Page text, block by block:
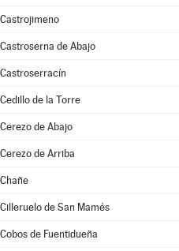
Castrojimeno
Castroserna de Abajo
Castroserracín
Cedillo de la Torre
Cerezo de Abajo
Cerezo de Arriba
Chañe
Cilleruelo de San Mamés
Cobos de Fuentidueña